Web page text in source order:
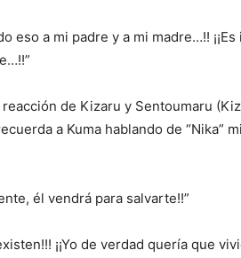
eso a mi padre y a mi madre…!!
de Kizaru y Sentoumaru
a Kuma hablando de “Nika”
él vendrá para salvarte!!”
¡¡Yo de verdad quería que